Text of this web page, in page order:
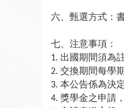
六、甄選方式：
七、注意事項：
1. 出國期間須為
2. 交換期間每學
3. 本公告係為決
4. 獎學金之申請